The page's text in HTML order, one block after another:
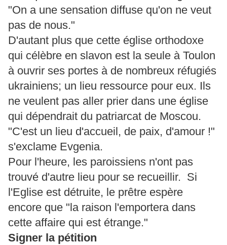
"On a une sensation diffuse qu'on ne veut
pas de nous."
D'autant plus que cette église orthodoxe
qui célèbre en slavon est la seule à Toulon
à ouvrir ses portes à de nombreux réfugiés
ukrainiens; un lieu ressource pour eux. Ils
ne veulent pas aller prier dans une église
qui dépendrait du patriarcat de Moscou.
"C'est un lieu d'accueil, de paix, d'amour !"
s'exclame Evgenia.
Pour l'heure, les paroissiens n'ont pas
trouvé d'autre lieu pour se recueillir. Si
l'Eglise est détruite, le prêtre espère
encore que "la raison l'emportera dans
cette affaire qui est étrange."
Signer la pétition